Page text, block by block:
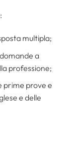
multipla;
a
professione;
prime prove e
e delle